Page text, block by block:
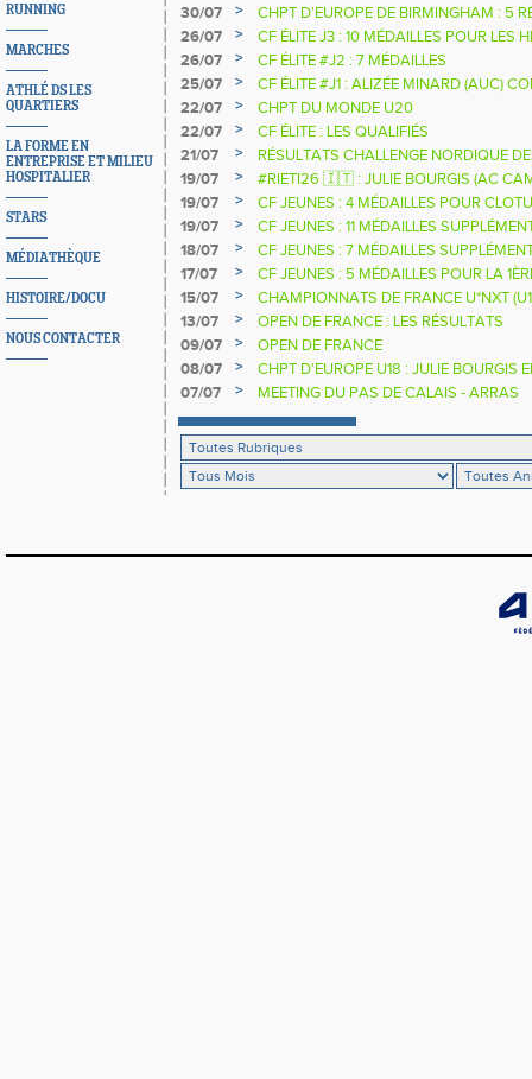
RUNNING
MARCHES
ATHLÉ DS LES
QUARTIERS
LA FORME EN
ENTREPRISE ET MILIEU
HOSPITALIER
STARS
MÉDIATHÈQUE
HISTOIRE/DOCU
NOUS CONTACTER
30/07
>
CHPT D'EUROPE DE BIRMINGHAM : 5
26/07
>
CF ÉLITE J3 : 10 MÉDAILLES POUR LES
26/07
>
CF ÉLITE #J2 : 7 MÉDAILLES
25/07
>
CF ÉLITE #J1 : ALIZÉE MINARD (AUC)
NATIONALE
22/07 >
CHPT DU MONDE U20
22/07
>
CF ÉLITE : LES QUALIFIÉS
21/07
>
RÉSULTATS CHALLENGE NORDIQUE
2025 2026
19/07 >
#RIETI26 🇮🇹 : JULIE BOURGIS (AC
D'EUROPE U18 DE LA PERCHE
19/07 >
CF JEUNES : 4 MÉDAILLES POUR
19/07
>
CF JEUNES : 11 MÉDAILLES
18/07
>
CF JEUNES : 7 MÉDAILLES
17/07
>
CF JEUNES : 5 MÉDAILLES POUR LA
15/07
>
CHAMPIONNATS DE FRANCE U*NXT
13/07
>
OPEN DE FRANCE : LES RÉSULTATS
09/07
>
OPEN DE FRANCE
08/07
>
CHPT D'EUROPE U18 : JULIE BOURGIS
07/07
> MEETING DU PAS DE CALAIS - ARRAS